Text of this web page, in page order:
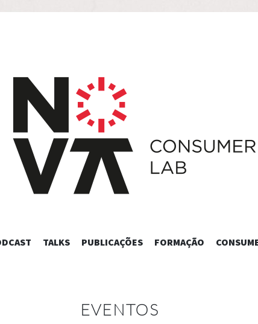
SKIP
TALKS PUBLICAÇÕES FORMAÇÃO
EVENTOS